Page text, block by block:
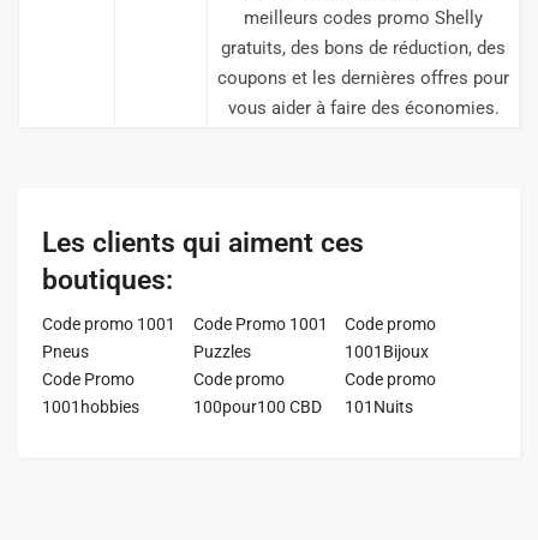
meilleurs codes promo Shelly
gratuits, des bons de réduction, des
coupons et les dernières offres pour
vous aider à faire des économies.
Les clients qui aiment ces
boutiques:
Code promo 1001
Pneus
Code Promo 1001
Puzzles
Code promo
1001Bijoux
Code Promo
1001hobbies
Code promo
100pour100 CBD
Code promo
101Nuits